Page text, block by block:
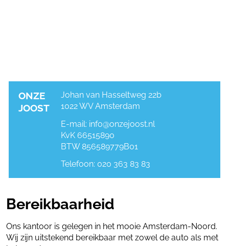
ONZE
JOOST
Johan van Hasseltweg 22b
1022 WV Amsterdam
E-mail: info@onzejoost.nl
KvK 66515890
BTW 856589779B01
Telefoon: 020 363 83 83
Bereikbaarheid
Ons kantoor is gelegen in het mooie Amsterdam-Noord.
Wij zijn uitstekend bereikbaar met zowel de auto als met